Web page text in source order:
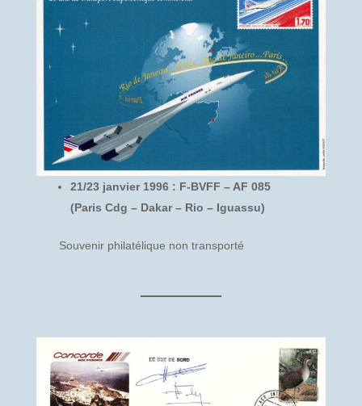
21/23 janvier 1996 : F-BVFF – AF 085
(Paris Cdg – Dakar – Rio – Iguassu)
Souvenir philatélique non transporté